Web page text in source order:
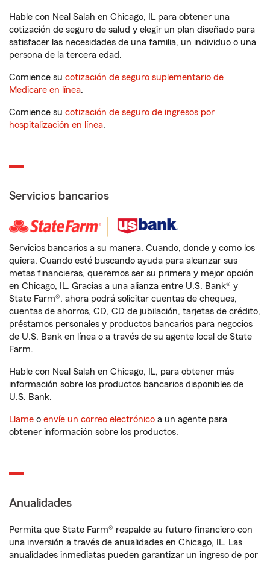
Hable con Neal Salah en Chicago, IL para obtener una
cotización de seguro de salud y elegir un plan diseñado para
satisfacer las necesidades de una familia, un individuo o una
persona de la tercera edad.
Comience su cotización de seguro suplementario de
Medicare en línea.
Comience su cotización de seguro de ingresos por
hospitalización en línea.
Servicios bancarios
Servicios bancarios a su manera. Cuando, donde y como los
quiera. Cuando esté buscando ayuda para alcanzar sus
metas financieras, queremos ser su primera y mejor opción
en Chicago, IL. Gracias a una alianza entre U.S. Bank® y
State Farm®, ahora podrá solicitar cuentas de cheques,
cuentas de ahorros, CD, CD de jubilación, tarjetas de crédito,
préstamos personales y productos bancarios para negocios
de U.S. Bank en línea o a través de su agente local de State
Farm.
Hable con Neal Salah en Chicago, IL, para obtener más
información sobre los productos bancarios disponibles de
U.S. Bank.
Llame o envíe un correo electrónico a un agente para
obtener información sobre los productos.
Anualidades
Permita que State Farm® respalde su futuro financiero con
una inversión a través de anualidades en Chicago, IL. Las
anualidades inmediatas pueden garantizar un ingreso de por